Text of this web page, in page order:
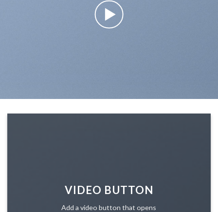
VIDEO BUTTON
Add a video button that opens